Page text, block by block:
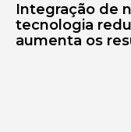
Integração de
tecnologia
aumenta os